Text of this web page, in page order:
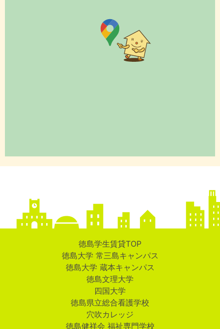
徳島学生賃貸TOP
徳島大学 常三島キャンパス
徳島大学 蔵本キャンパス
徳島文理大学
四国大学
徳島県立総合看護学校
穴吹カレッジ
徳島健祥会 福祉専門学校